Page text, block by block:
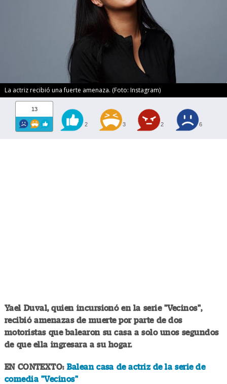
La actriz recibió una fuerte amenaza. (Foto: Instagram)
13
2 3 2 6
Yael Duval, quien incursionó en la serie "Vecinos",
recibió amenazas de muerte por parte de dos
motoristas que balearon su casa a solo unos segundos
de que ella ingresara a su hogar.
EN CONTEXTO: Balean casa de actriz de la serie de
comedia "Vecinos"